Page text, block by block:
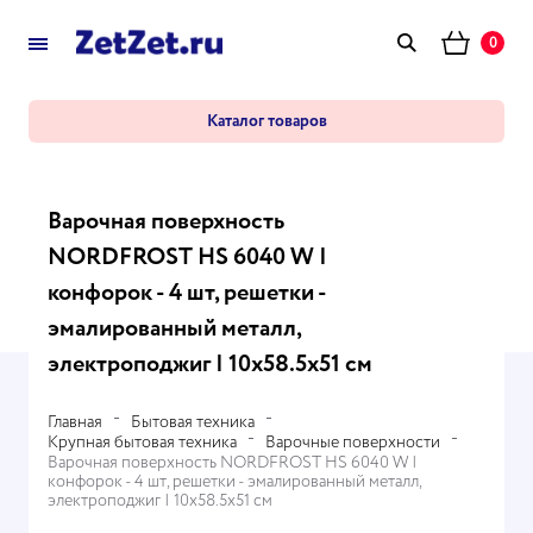
0
Каталог товаров
Варочная поверхность
NORDFROST HS 6040 W |
конфорок - 4 шт, решетки -
эмалированный металл,
электроподжиг | 10х58.5х51 см
Главная
Бытовая техника
Крупная бытовая техника
Варочные поверхности
Варочная поверхность NORDFROST HS 6040 W |
конфорок - 4 шт, решетки - эмалированный металл,
электроподжиг | 10х58.5х51 см